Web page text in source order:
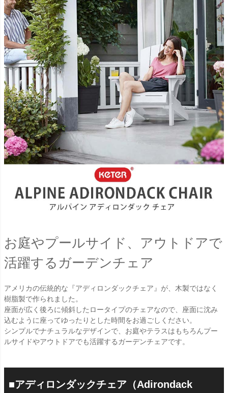
お庭やプールサイド、アウトドアで
活躍するガーデンチェア
アメリカの伝統的な『アディロンダックチェア』が、木製ではなく
樹脂製で作られました。
座面が広く後ろに傾斜したロータイプのチェアなので、座面に沈み
込むように座ってゆったりとした時間をお過ごしください。
シンプルでナチュラルなデザインで、お庭やテラスはもちろんプー
ルサイドやアウトドアでも活躍するガーデンチェアです。
■アディロンダックチェア（Adirondack